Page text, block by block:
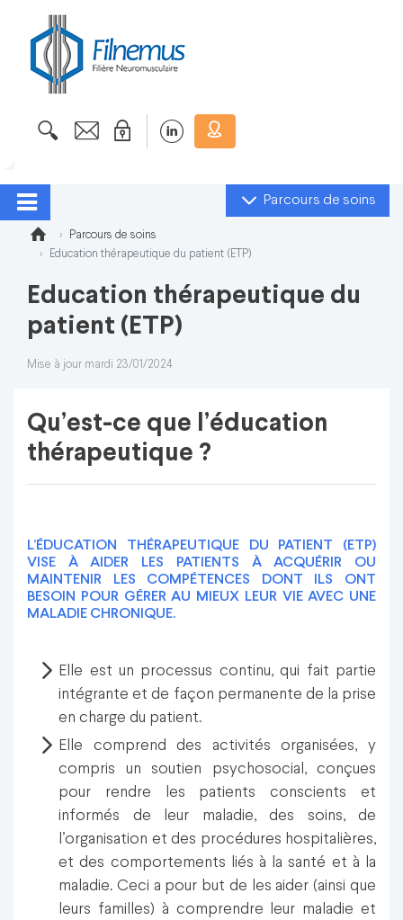
Parcours de soins
Parcours de soins
Education thérapeutique du patient (ETP)
Education thérapeutique du
patient (ETP)
Mise à jour mardi 23/01/2024
Qu’est-ce que l’éducation
thérapeutique ?
L’ÉDUCATION THÉRAPEUTIQUE DU PATIENT (ETP)
VISE À AIDER LES PATIENTS À ACQUÉRIR OU
MAINTENIR LES COMPÉTENCES DONT ILS ONT
BESOIN POUR GÉRER AU MIEUX LEUR VIE AVEC UNE
MALADIE CHRONIQUE.
Elle est un processus continu, qui fait partie
intégrante et de façon permanente de la prise
en charge du patient.
Elle comprend des activités organisées, y
compris un soutien psychosocial, conçues
pour rendre les patients conscients et
informés de leur maladie, des soins, de
l’organisation et des procédures hospitalières,
et des comportements liés à la santé et à la
maladie. Ceci a pour but de les aider (ainsi que
leurs familles) à comprendre leur maladie et